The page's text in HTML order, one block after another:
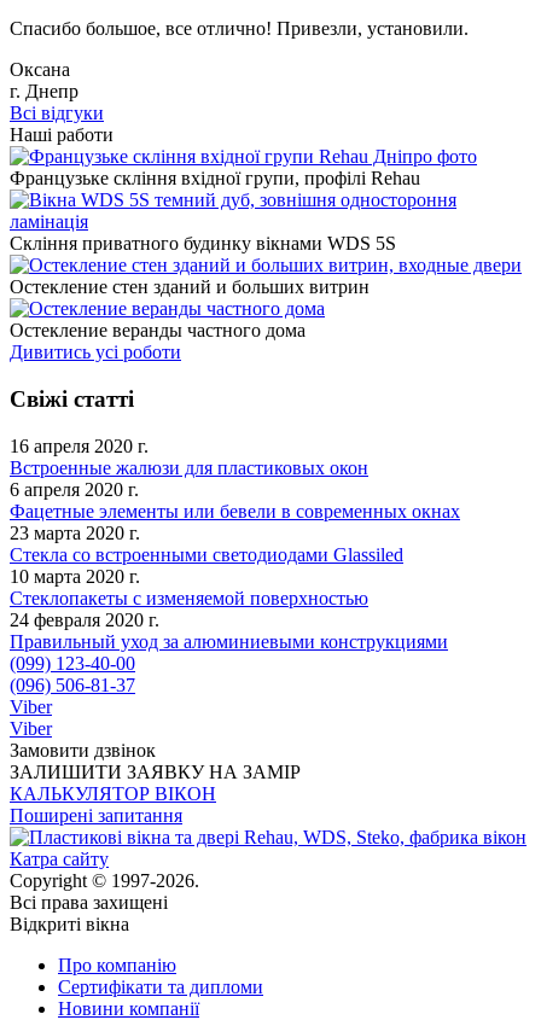
Спасибо большое, все отлично! Привезли, установили.
Оксана
г. Днепр
Всі відгуки
Наші работи
Французьке скління вхідної групи, профілі Rehau
Скління приватного будинку вікнами WDS 5S
Остекление стен зданий и больших витрин
Остекление веранды частного дома
Дивитись усі роботи
Свіжі статті
16 апреля 2020 г.
Встроенные жалюзи для пластиковых окон
6 апреля 2020 г.
Фацетные элементы или бевели в современных окнах
23 марта 2020 г.
Стекла со встроенными светодиодами Glassiled
10 марта 2020 г.
Стеклопакеты с изменяемой поверхностью
24 февраля 2020 г.
Правильный уход за алюминиевыми конструкциями
(099) 123-40-00
(096) 506-81-37
Viber
Viber
Замовити дзвінок
ЗАЛИШИТИ ЗАЯВКУ НА ЗАМІР
КАЛЬКУЛЯТОР ВІКОН
Поширені запитання
Катра сайту
Copyright © 1997-2026.
Всі права захищені
Відкриті вікна
Про компанію
Сертифікати та дипломи
Новини компанії